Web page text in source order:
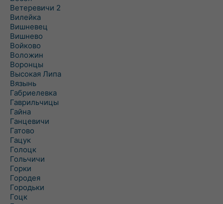
Ветеревичи 2
Вилейка
Вишневец
Вишнево
Войково
Воложин
Воронцы
Высокая Липа
Вязынь
Габриелевка
Гаврильчицы
Гайна
Ганцевичи
Гатово
Гацук
Голоцк
Гольчичи
Горки
Городея
Городьки
Гоцк